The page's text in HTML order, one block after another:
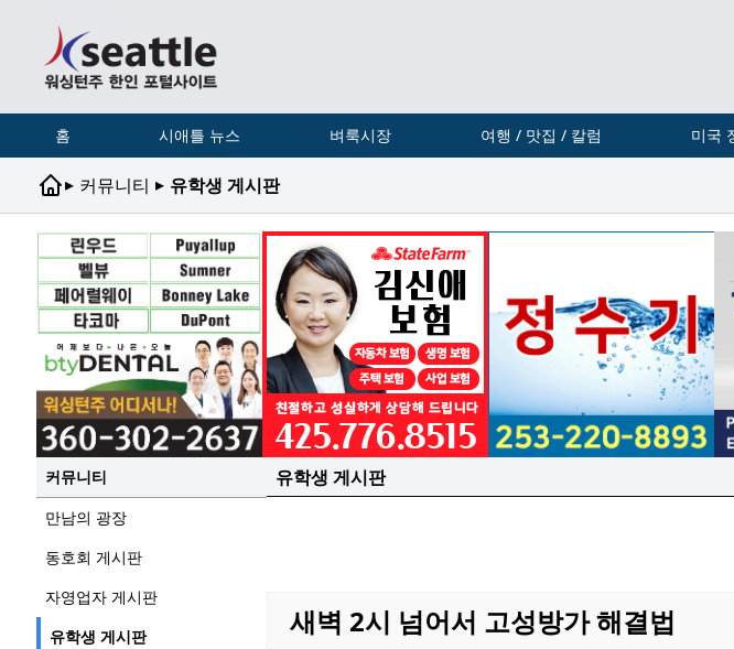
홈 시애틀 뉴스 벼룩시장 여행 / 맛집 / 칼럼 미국
▸ 커뮤니티 ▸ 유학생 게시판
커뮤니티
만남의 광장
동호회 게시판
자영업자 게시판
유학생 게시판
유학생 게시판
새벽 2시 넘어서 고성방가 해결법